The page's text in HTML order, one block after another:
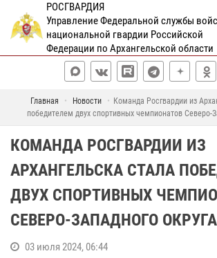
РОСГВАРДИЯ
Управление Федеральной службы
национальной гвардии Российской
Федерации по Архангельской области
Главная Новости
Команда Росгвардии из
победителем двух спортивных чемпионатов Северо-
КОМАНДА РОСГВАРДИИ ИЗ
АРХАНГЕЛЬСКА СТАЛА
ДВУХ СПОРТИВНЫХ
СЕВЕРО-ЗАПАДНОГО ОКРУГА
03 июля 2024, 06:44